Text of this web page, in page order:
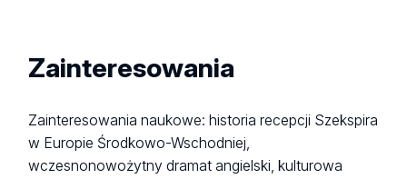
Zainteresowania
Zainteresowania naukowe: historia recepcji Szekspira
w Europie Środkowo-Wschodniej,
wczesnonowożytny dramat angielski, kulturowa